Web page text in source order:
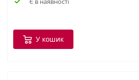
У кошик